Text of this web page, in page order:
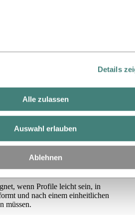
Details
Alle zulassen
Auswahl erlauben
Ablehnen
und
und elektrische
machen 6063 gut geeignet für
und
wenn Profile leicht sein, in
und nach einem einheitlichen
müssen.